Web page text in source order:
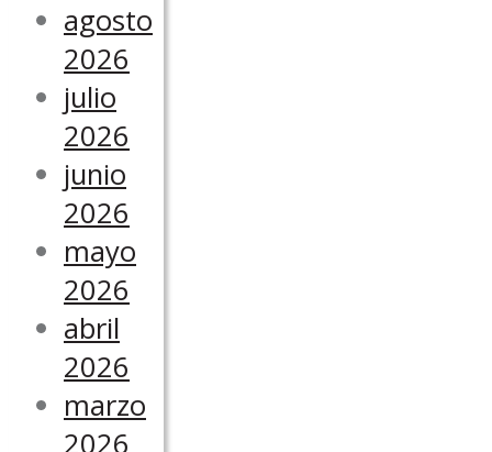
agosto
2026
julio
2026
junio
2026
mayo
2026
abril
2026
marzo
2026